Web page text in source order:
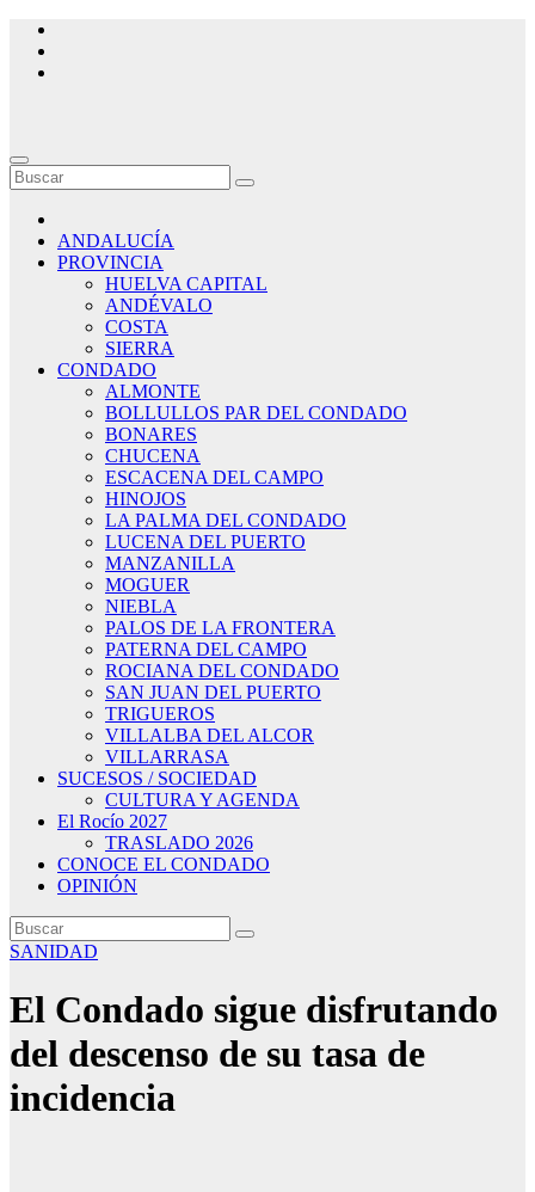
Saltar
contenido
ANDALUCÍA
PROVINCIA
HUELVA CAPITAL
ANDÉVALO
COSTA
SIERRA
CONDADO
ALMONTE
BOLLULLOS PAR DEL CONDADO
BONARES
CHUCENA
ESCACENA DEL CAMPO
HINOJOS
LA PALMA DEL CONDADO
LUCENA DEL PUERTO
MANZANILLA
MOGUER
NIEBLA
PALOS DE LA FRONTERA
PATERNA DEL CAMPO
ROCIANA DEL CONDADO
SAN JUAN DEL PUERTO
TRIGUEROS
VILLALBA DEL ALCOR
VILLARRASA
SUCESOS / SOCIEDAD
CULTURA Y AGENDA
El Rocío 2027
TRASLADO 2026
CONOCE EL CONDADO
OPINIÓN
SANIDAD
El Condado sigue disfrutando
del descenso de su tasa de
incidencia